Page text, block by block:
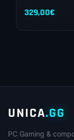
329,00€
UNICA.GG
PC Gaming &